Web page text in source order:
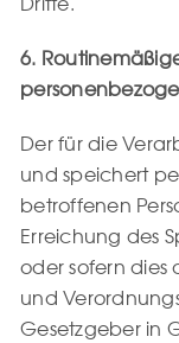
6.
Der für die
und speichert
betroffenen
Erreichung des
oder sofern dies
und
Gesetzgeber in